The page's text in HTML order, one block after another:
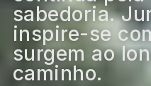
sabedoria.
inspire-se
surgem ao
caminho.